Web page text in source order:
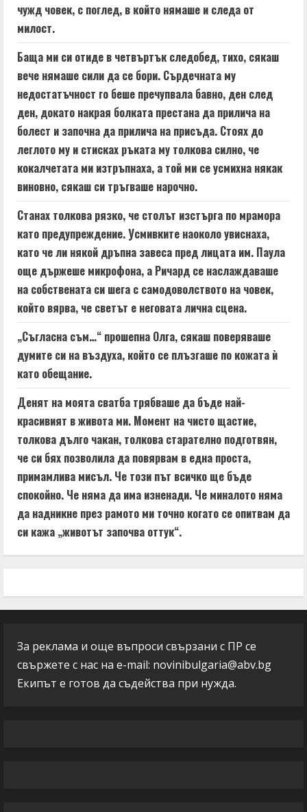
чужд човек, с поглед, в който нямаше и следа от
милост.
Баща ми си отиде в четвъртък следобед, тихо, сякаш
вече нямаше сили да се бори. Сърдечната му
недостатъчност го беше пречупвала бавно, ден след
ден, докато накрая болката престана да прилича на
болест и започна да прилича на присъда. Стоях до
леглото му и стисках ръката му толкова силно, че
кокалчетата ми изтръпнаха, а той ми се усмихна някак
виновно, сякаш си тръгваше нарочно.
Станах толкова рязко, че столът изстърга по мрамора
като предупреждение. Усмивките наоколо увиснаха,
като че ли някой дръпна завеса пред лицата им. Паула
още държеше микрофона, а Ричард се наслаждаваше
на собствената си шега с самодоволството на човек,
който вярва, че светът е неговата лична сцена.
„Съгласна съм…“ прошепна Олга, сякаш поверяваше
думите си на въздуха, който се плъзгаше по кожата ѝ
като обещание.
Денят на моята сватба трябваше да бъде най-
красивият в живота ми. Момент на чисто щастие,
толкова дълго чакан, толкова старателно подготвян,
че си бях позволила да повярвам в една проста,
примамлива мисъл. Че този път всичко ще бъде
спокойно. Че няма да има изненади. Че миналото няма
да надникне през рамото ми точно когато се опитвам да
си кажа „животът започва оттук“.
За реклама и още въпроси свързани с ПР се
свържете с нас на e-mail: novinibulgaria@abv.bg
Екипът е готов да съдейства при нужда.